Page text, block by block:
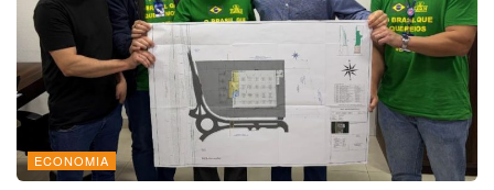
ECONOMIA